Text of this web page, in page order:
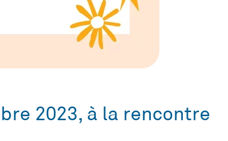
2023, à la rencontre